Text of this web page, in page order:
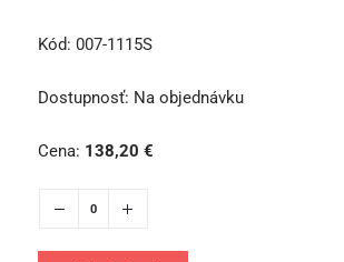
Kód: 007-1115S
Dostupnosť: Na objednávku
Cena: 138,20 €